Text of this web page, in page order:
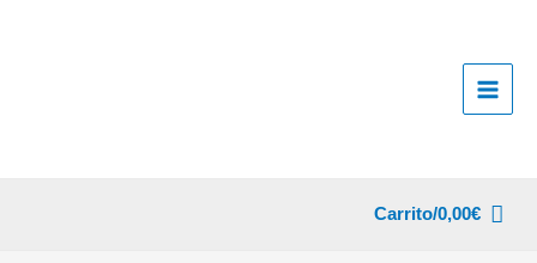
Carrito/0,00€